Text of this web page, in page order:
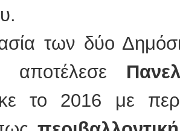
των δύο
αποτέλεσε
το 2016 με